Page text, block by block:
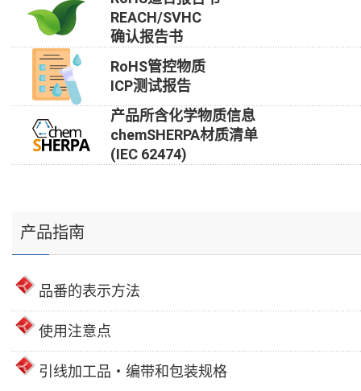
REACH/SVHC
确认报告书
RoHS管控物质
ICP测试报告
产品所含化学物质信息
chemSHERPA材质清单
(IEC 62474)
产品指南
品番的表示方法
使用注意点
引线加工品・编带和包装规格